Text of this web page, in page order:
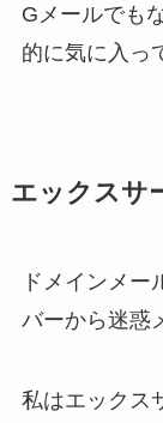
Gメールでも
的に気に入っ
エックスサ
ドメインメー
バーから迷惑
私はエックス